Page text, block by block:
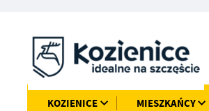
KOZIENICE MIESZKAŃCY